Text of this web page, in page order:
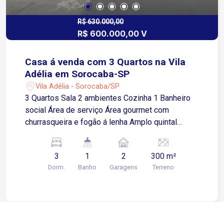
R$ 630.000,00
R$ 600.000,00 V
Casa á venda com 3 Quartos na Vila
Adélia em Sorocaba-SP
Vila Adélia - Sorocaba/SP
3 Quartos Sala 2 ambientes Cozinha 1 Banheiro
social Área de serviço Área gourmet com
churrasqueira e fogão á lenha Amplo quintal
Localização: Fácil acesso ao centro, próximo de
supermercados, escolas, academias, farmácias e
comércios em geral.
3
Dorm.
1
Banho
2
Garagens
300 m²
Terreno